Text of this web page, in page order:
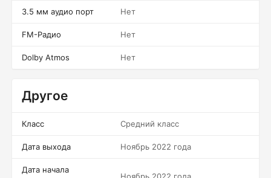
3.5 мм аудио порт Нет
FM-Радио Нет
Dolby Atmos Нет
Другое
Класс Средний класс
Дата выхода Ноябрь 2022 года
Дата начала